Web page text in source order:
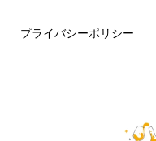
プライバシーポリシー